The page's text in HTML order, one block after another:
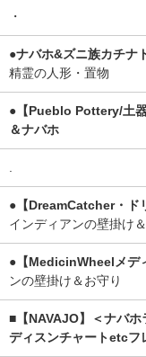
・
●ナバホ&ズニ族カチナ
精霊の人形・置物
●【Pueblo Pottery/土
＆ナバホ
●【DreamCatcher・ド
インディアンの壁掛け
●【MedicinWheelメデ
ンの壁掛け＆お守り
■【NAVAJO】＜ナバホ
ディスンチャートetcフ